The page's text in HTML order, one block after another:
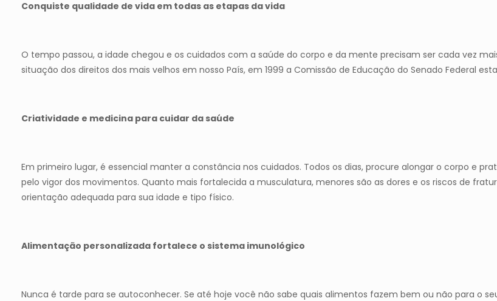
Conquiste qualidade de vida em todas as etapas da vida
O tempo passou, a idade chegou e os cuidados com a saúde do corpo e da mente precisam ser cada vez
situação dos direitos dos mais velhos em nosso País, em 1999 a Comissão de Educação do Senado Federal
Criatividade e medicina para cuidar da saúde
Em primeiro lugar, é essencial manter a constância nos cuidados. Todos os dias, procure alongar o corpo e
pelo vigor dos movimentos. Quanto mais fortalecida a musculatura, menores são as dores e os riscos de
orientação adequada para sua idade e tipo físico.
Alimentação personalizada fortalece o sistema imunológico
Nunca é tarde para se autoconhecer. Se até hoje você não sabe quais alimentos fazem bem ou não para o